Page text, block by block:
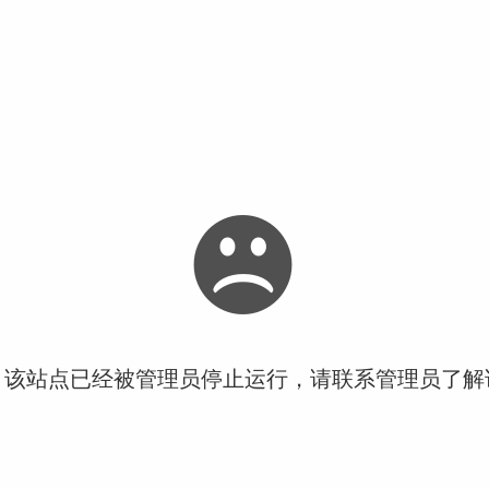
站点已经被管理员停止运行，请联系管理员了